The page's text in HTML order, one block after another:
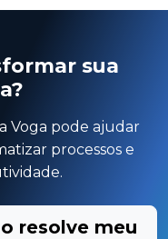
sua
Voga pode ajudar
processos e
resolve meu